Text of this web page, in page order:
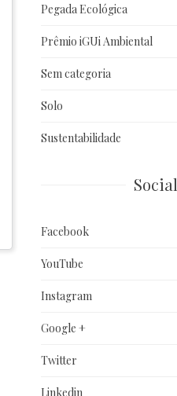
Pegada Ecológica
Prêmio iGUi Ambiental
Sem categoria
Solo
Sustentabilidade
Social
Facebook
YouTube
Instagram
Google +
Twitter
Linkedin